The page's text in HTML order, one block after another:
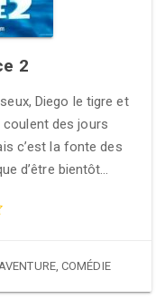
2
Diego le tigre et
des jours
c’est la fonte des
d’être bientôt…
,COMÉDIE